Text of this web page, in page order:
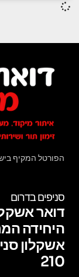
הפורטל המקיף
סניפים בדרום
דואר
היחידה
אשקלון
210